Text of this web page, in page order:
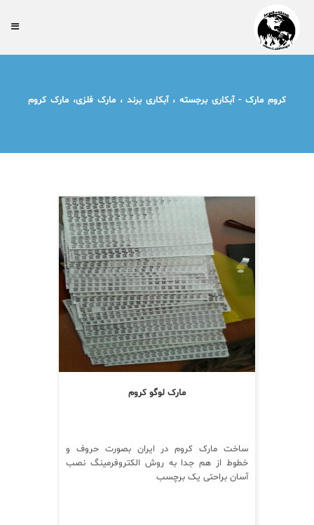
کروم مارک - آبکاری برجسته ، آبکاری برند ، مارک فلزی، مارک کروم
مارک لوگو کروم
ساخت مارک کروم در ایران بصورت حروف و
خطوط از هم جدا به روش الکتروفرمینگ نصب
آسان براحتی یک برچسب